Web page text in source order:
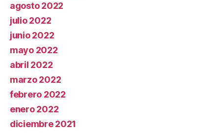
agosto 2022
julio 2022
junio 2022
mayo 2022
abril 2022
marzo 2022
febrero 2022
enero 2022
diciembre 2021